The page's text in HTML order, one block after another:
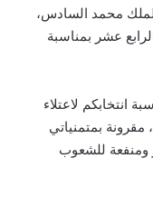
محمد السادس،
عشر بمناسبة
انتخابكم لاعتلاء
مقرونة بمتمنياتي
ومنفعة للشعوب